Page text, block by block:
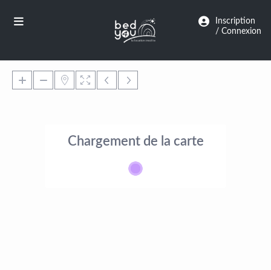
Inscription
/ Connexion
Chargement de la carte